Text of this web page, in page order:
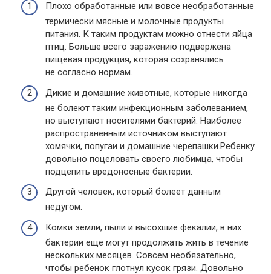
Плохо обработанные или вовсе необработанные
термически мясные и молочные продукты
питания. К таким продуктам можно отнести яйца
птиц. Больше всего заражению подвержена
пищевая продукция, которая сохранялись
не согласно нормам.
Дикие и домашние животные, которые никогда
не болеют таким инфекционным заболеванием,
но выступают носителями бактерий. Наиболее
распространенным источником выступают
хомячки, попугаи и домашние черепашки.Ребенку
довольно поцеловать своего любимца, чтобы
подцепить вредоносные бактерии.
Другой человек, который болеет данным
недугом.
Комки земли, пыли и высохшие фекалии, в них
бактерии еще могут продолжать жить в течение
нескольких месяцев. Совсем необязательно,
чтобы ребенок глотнул кусок грязи. Довольно